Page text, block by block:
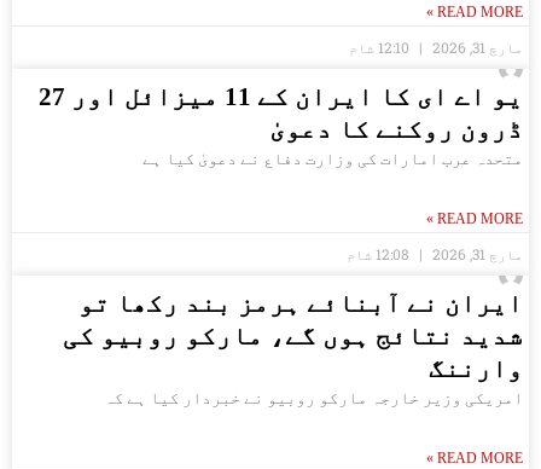
READ MORE »
مارچ 31, 2026
یو اے ای کا ایران کے 11 میزائل اور 27
ڈرون روکنے کا دعویٰ
متحدہ عرب امارات کی وزارت دفاع نے دعویٰ کیا ہے
READ MORE »
مارچ 31, 2026
ایران نے آبنائے ہرمز بند رکھا تو
شدید نتائج ہوں گے، مارکو روبیو کی
وارننگ
امریکی وزیر خارجہ مارکو روبیو نے خبردار کیا ہے کہ
READ MORE »